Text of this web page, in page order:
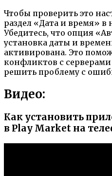
Чтобы проверить это
раздел «Дата и время» в
Убедитесь, что опция
установка даты и
активирована. Это
конфликтов с
решить проблему с
Видео:
Как установить
в Play Market на